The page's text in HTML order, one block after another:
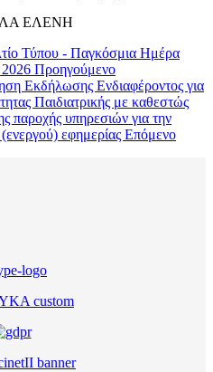
ΕΛΕΝΗ
Τύπου - Παγκόσμια Ημέρα
Προηγούμενο
Εκδήλωσης Ενδιαφέροντος για
Παιδιατρικής με καθεστώς
παροχής υπηρεσιών για την
εφημερίας Επόμενο